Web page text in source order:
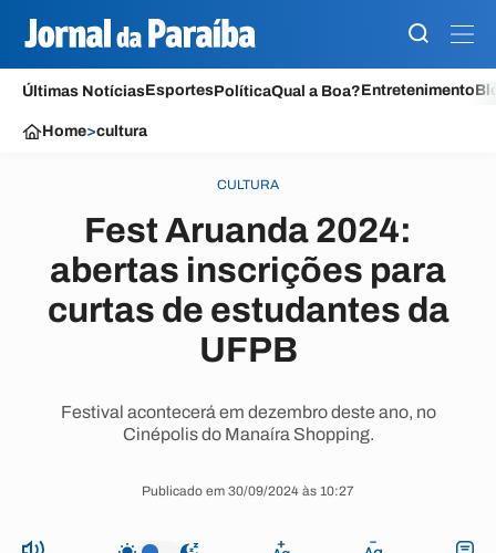
Últimas NotíciasEsportesPolíticaQual a Boa?Entretenimento
Home>cultura
CULTURA
Fest Aruanda 2024:
abertas inscrições para
curtas de estudantes da
UFPB
Festival acontecerá em dezembro deste ano, no
Cinépolis do Manaíra Shopping.
Publicado em 30/09/2024 às 10:27